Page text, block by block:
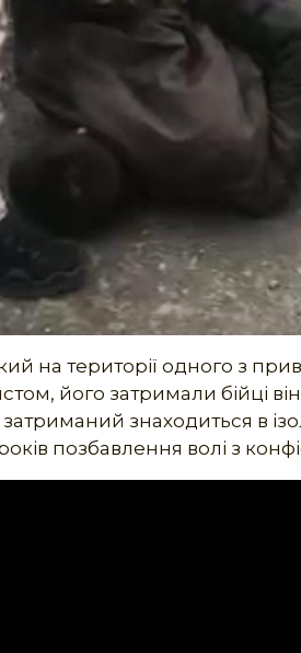
на території одного з
його затримали бійці
знаходиться в
позбавлення волі з